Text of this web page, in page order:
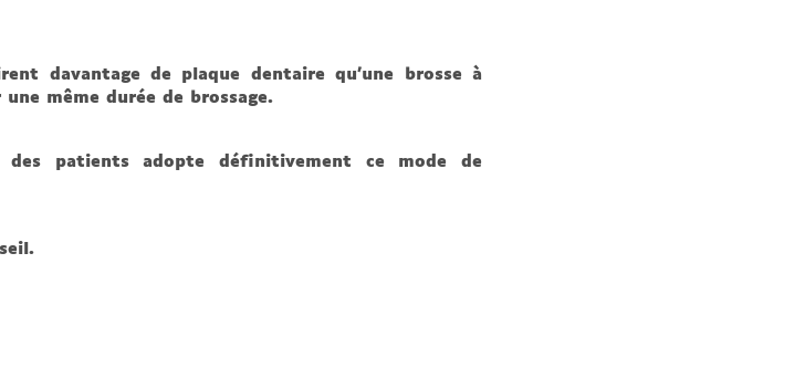
davantage de plaque dentaire qu’une brosse à
même durée de brossage.
patients adopte définitivement ce mode de